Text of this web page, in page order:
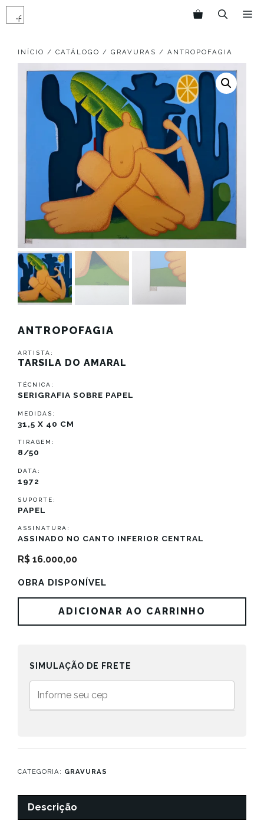
Pular
para
conteúdo
INÍCIO / CATÁLOGO / GRAVURAS / ANTROPOFAGIA
ANTROPOFAGIA
ARTISTA:
TARSILA DO AMARAL
TÉCNICA:
SERIGRAFIA SOBRE PAPEL
MEDIDAS:
31,5 X 40 CM
TIRAGEM:
8/50
DATA:
1972
SUPORTE:
PAPEL
ASSINATURA:
ASSINADO NO CANTO INFERIOR CENTRAL
R$ 16.000,00
OBRA DISPONÍVEL
quantidade
ADICIONAR AO CARRINHO
SIMULAÇÃO DE FRETE
CATEGORIA: GRAVURAS
Descrição